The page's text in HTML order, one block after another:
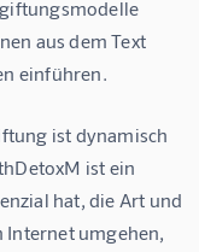
aus dem Text
einführen.
ist dynamisch
ist ein
hat, die Art und
Internet umgehen,